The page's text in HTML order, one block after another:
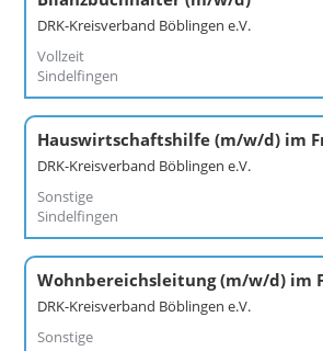
DRK-Kreisverband Böblingen e.V.
Vollzeit
Sindelfingen
DRK-Kreisverband Böblingen e.V.
Sonstige
Sindelfingen
DRK-Kreisverband Böblingen e.V.
Sonstige